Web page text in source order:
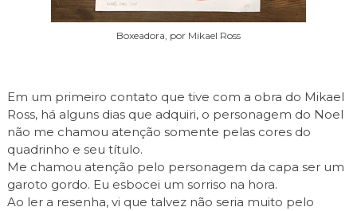
Boxeadora, por Mikael Ross
Em um primeiro contato que tive com a obra do Mikael
Ross, há alguns dias que adquiri, o personagem do Noel
não me chamou atenção somente pelas cores do
quadrinho e seu título.
Me chamou atenção pelo personagem da capa ser um
garoto gordo. Eu esbocei um sorriso na hora.
Ao ler a resenha, vi que talvez não seria muito pelo